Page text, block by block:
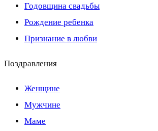
Годовщина свадьбы
Рождение ребенка
Признание в любви
Поздравления
Женщине
Мужчине
Маме